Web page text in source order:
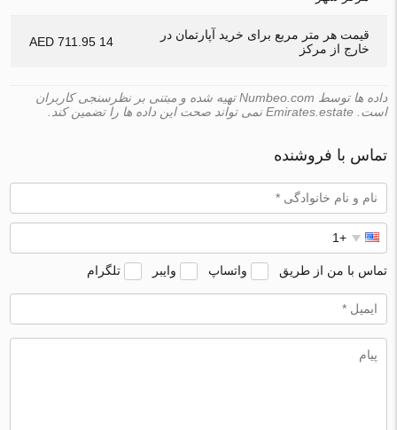
قیمت هر متر مربع برای خرید آپارتمان در
خارج از مرکز
14 711.95 AED
داده ها توسط Numbeo.com تهیه شده و مبتنی بر نظرسنجی کاربران
است. Emirates.estate نمی تواند صحت این داده ها را تضمین کند.
تماس با فروشنده
تماس با من از طریق واتساپ وایبر تلگرام